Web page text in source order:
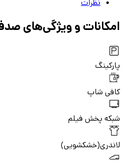
نظرات
امکانات و ویژگی‌های
پارکینگ
کافی شاپ
شبکه پخش فیلم
لاندری(خشکشویی)